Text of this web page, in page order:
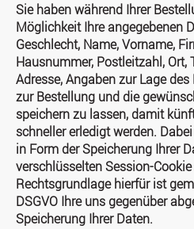
Sie haben während Ihrer
Möglichkeit Ihre angegebenen
Geschlecht, Name, Vorname,
Hausnummer, Postleitzahl, Ort,
Adresse, Angaben zur Lage
zur Bestellung und die
speichern zu lassen, damit
schneller erledigt werden.
in Form der Speicherung Ihrer
verschlüsselten Session-
Rechtsgrundlage hierfür ist
DSGVO Ihre uns gegenüber
Speicherung Ihrer Daten.